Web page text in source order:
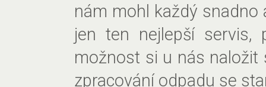
nám mohl každý snadno
jen ten nejlepší servis,
možnost si u nás naložit
zpracování odpadu se